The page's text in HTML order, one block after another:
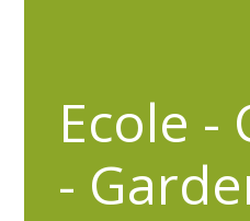
Ecole -
-